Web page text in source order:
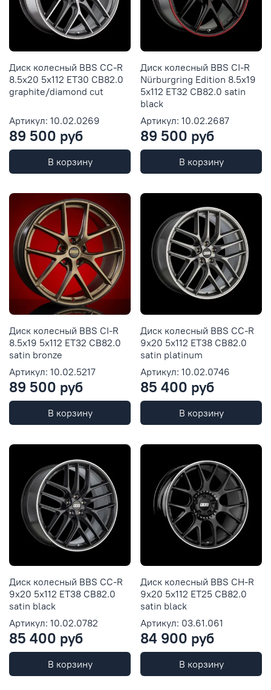
Диск колесный BBS CC-R
8.5x20 5x112 ET30 CB82.0
graphite/diamond cut
Артикул: 10.02.0269
89 500 руб
В корзину
Диск колесный BBS CI-R
Nürburgring Edition 8.5x19
5x112 ET32 CB82.0 satin
black
Артикул: 10.02.2687
89 500 руб
В корзину
Диск колесный BBS CI-R
8.5x19 5x112 ET32 CB82.0
satin bronze
Артикул: 10.02.5217
89 500 руб
В корзину
Диск колесный BBS CC-R
9x20 5x112 ET38 CB82.0
satin platinum
Артикул: 10.02.0746
85 400 руб
В корзину
Диск колесный BBS CC-R
9x20 5x112 ET38 CB82.0
satin black
Артикул: 10.02.0782
85 400 руб
В корзину
Диск колесный BBS CH-R
9x20 5x112 ET25 CB82.0
satin black
Артикул: 03.61.061
84 900 руб
В корзину